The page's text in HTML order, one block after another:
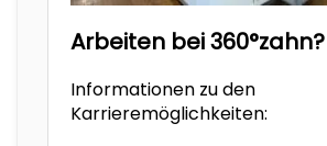
Arbeiten bei 360°zahn?
Informationen zu den
Karrieremöglichkeiten: